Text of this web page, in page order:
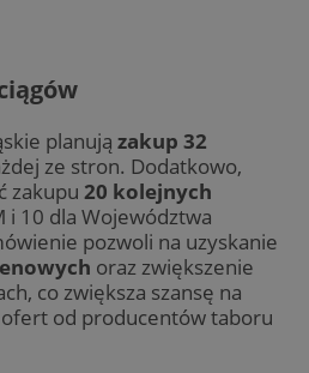
planują zakup 32
ze stron. Dodatkowo,
zakupu 20 kolejnych
i 10 dla Województwa
pozwoli na uzyskanie
oraz zwiększenie
co zwiększa szansę na
od producentów taboru